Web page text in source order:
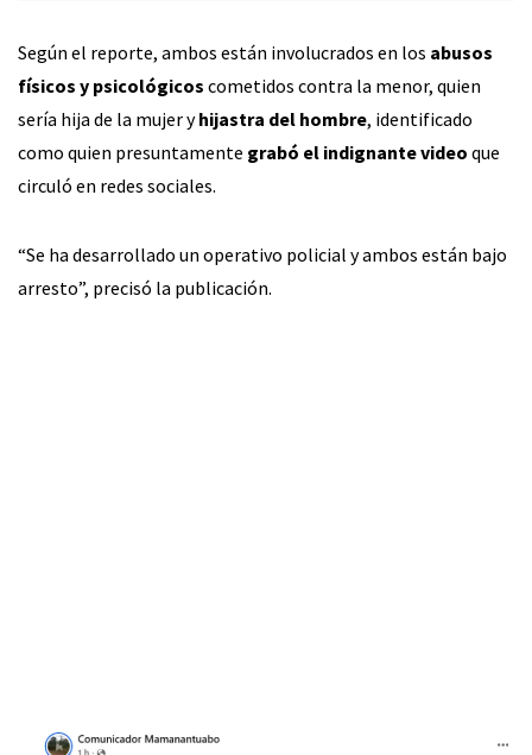
Según el reporte, ambos están involucrados en los abusos
físicos y psicológicos cometidos contra la menor, quien
sería hija de la mujer yhijastra del hombre, identificado
como quien presuntamente grabó el indignante video que
circuló en redes sociales.
“Se ha desarrollado un operativo policial y ambos están bajo
arresto”, precisó la publicación.